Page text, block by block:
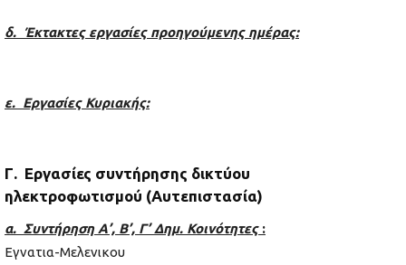
δ. Έκτακτες εργασίες προηγούμενης ημέρας:
ε. Εργασίες Κυριακής:
Γ. Εργασίες συντήρησης δικτύου
ηλεκτροφωτισμού (Αυτεπιστασία)
α. Συντήρηση Α’, Β’, Γ’ Δημ. Κοινότητες :
Εγνατια-Μελενικου